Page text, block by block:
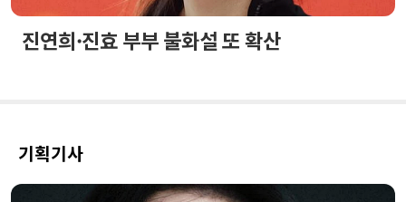
진연희·진효 부부 불화설 또 확산
기획기사